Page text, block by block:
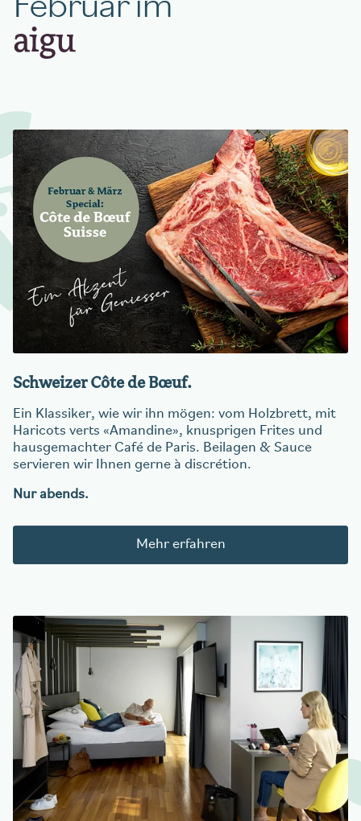
aigu
Schweizer Côte deBœuf.
Ein Klassiker, wie wir ihn mögen: vom Holzbrett, mit
Haricots verts «Amandine», knusprigen Frites und
hausgemachter Café de Paris. Beilagen & Sauce
servieren wir Ihnen gerne à discrétion.
Nur abends.
Mehr erfahren